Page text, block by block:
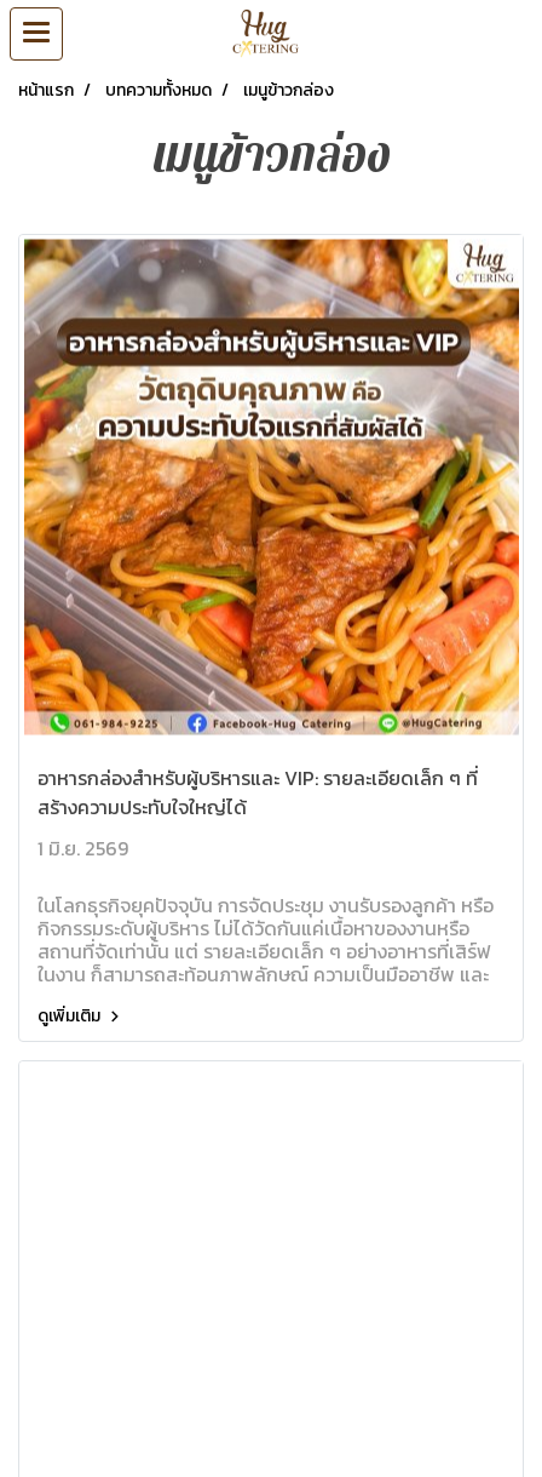
หน้าแรก บทความทั้งหมด เมนูข้าวกล่อง
เมนูข้าวกล่อง
อาหารกล่องสำหรับผู้บริหารและ VIP: รายละเอียดเล็ก ๆ ที่
สร้างความประทับใจใหญ่ได้
1 มิ.ย. 2569
ในโลกธุรกิจยุคปัจจุบัน การจัดประชุม งานรับรองลูกค้า หรือ
กิจกรรมระดับผู้บริหาร ไม่ได้วัดกันแค่เนื้อหาของงานหรือ
สถานที่จัดเท่านั้น แต่ รายละเอียดเล็ก ๆ อย่างอาหารที่เสิร์ฟ
ในงาน ก็สามารถสะท้อนภาพลักษณ์ ความเป็นมืออาชีพ และ
ดูเพิ่มเติม